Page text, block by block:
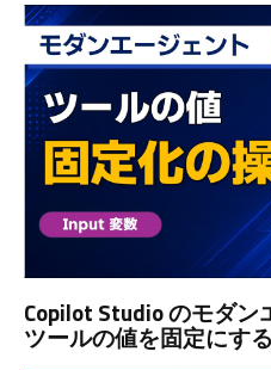
Copilot Studio のモダ
ツールの値を固定にす